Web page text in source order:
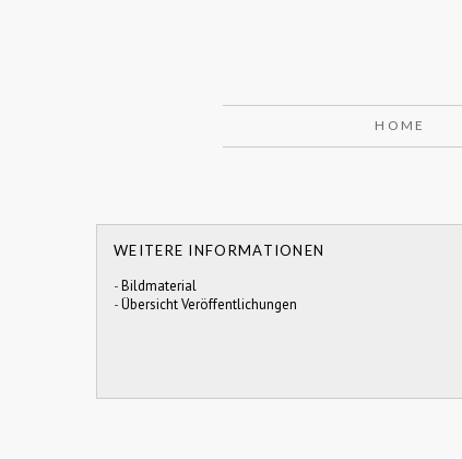
HOME
WEITERE INFORMATIONEN
-Bildmaterial
-Übersicht Veröffentlichungen